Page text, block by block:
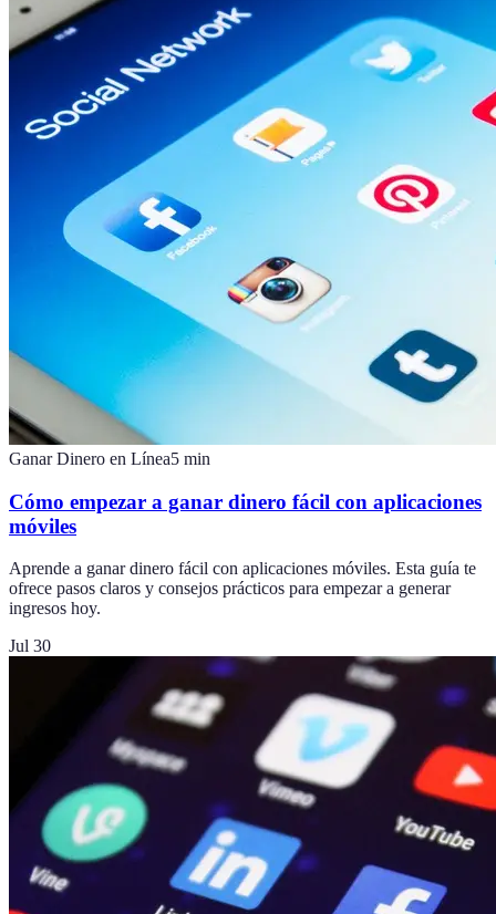
Ganar Dinero en Línea5 min
Cómo empezar a ganar dinero fácil con aplicaciones
móviles
Aprende a ganar dinero fácil con aplicaciones móviles. Esta guía te
ofrece pasos claros y consejos prácticos para empezar a generar
ingresos hoy.
Jul 30